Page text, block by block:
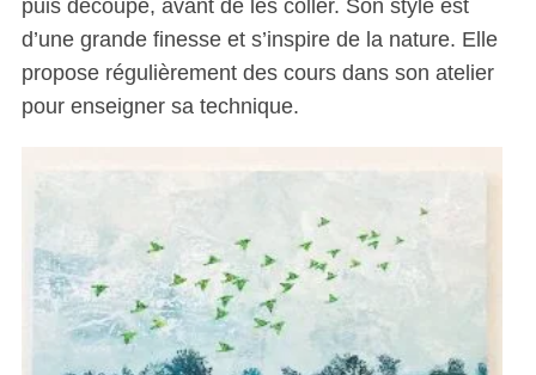
puis découpe, avant de les coller. Son style est
d’une grande finesse et s’inspire de la nature. Elle
propose régulièrement des cours dans son atelier
pour enseigner sa technique.